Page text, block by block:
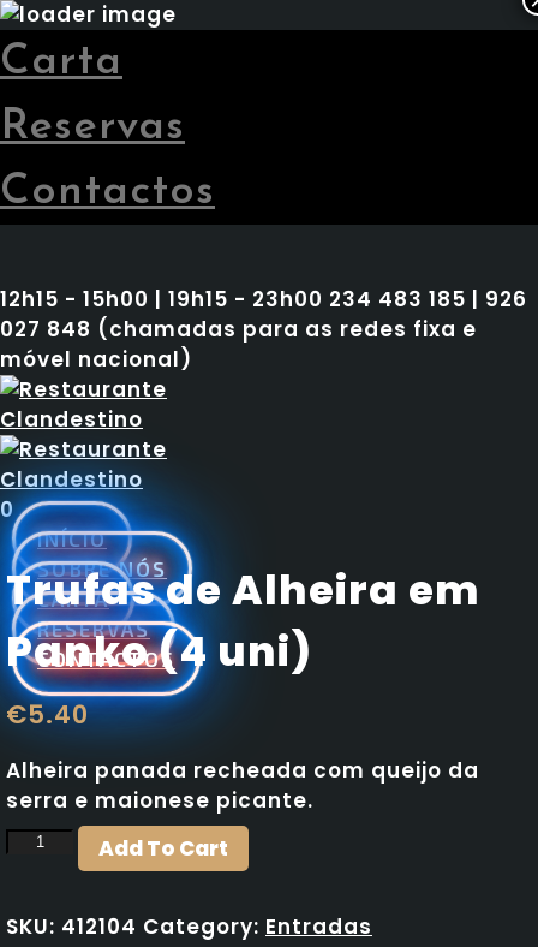
Carta
Reservas
Contactos
12h15 - 15h00 | 19h15 - 23h00 234 483 185 | 926
027 848 (chamadas para as redes fixa e
móvel nacional)
0
INÍCIO
SOBRE NÓS
CARTA
RESERVAS
CONTACTOS
Trufas de Alheira em
Panko (4 uni)
€5.40
Alheira panada recheada com queijo da
serra e maionese picante.
Trufas
em
Add To Cart
SKU: 412104 Category: Entradas